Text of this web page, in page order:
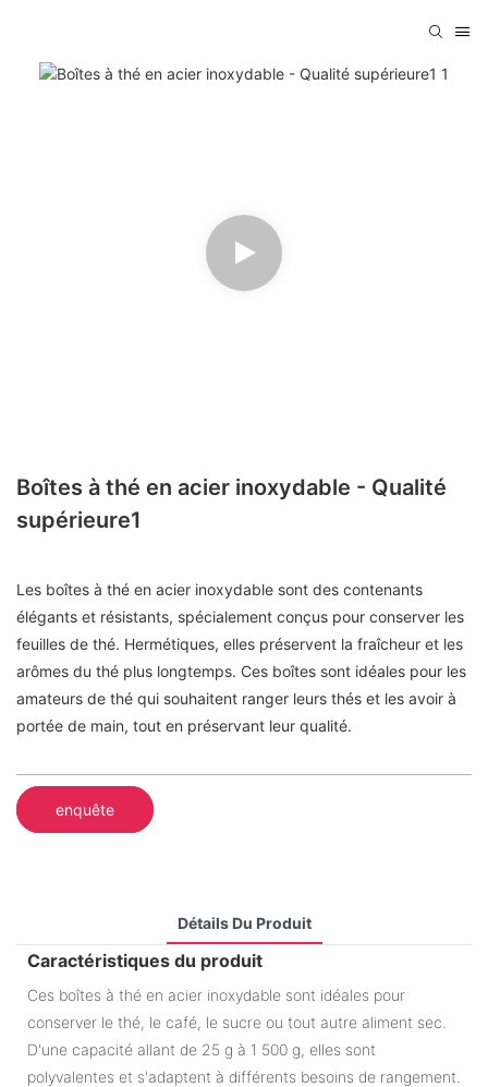
Boîtes à thé en acier inoxydable - Qualité
supérieure1
Les boîtes à thé en acier inoxydable sont des contenants
élégants et résistants, spécialement conçus pour conserver les
feuilles de thé. Hermétiques, elles préservent la fraîcheur et les
arômes du thé plus longtemps. Ces boîtes sont idéales pour les
amateurs de thé qui souhaitent ranger leurs thés et les avoir à
portée de main, tout en préservant leur qualité.
enquête
Détails Du Produit
Caractéristiques du produit
Ces boîtes à thé en acier inoxydable sont idéales pour
conserver le thé, le café, le sucre ou tout autre aliment sec.
D'une capacité allant de 25 g à 1 500 g, elles sont
polyvalentes et s'adaptent à différents besoins de rangement.